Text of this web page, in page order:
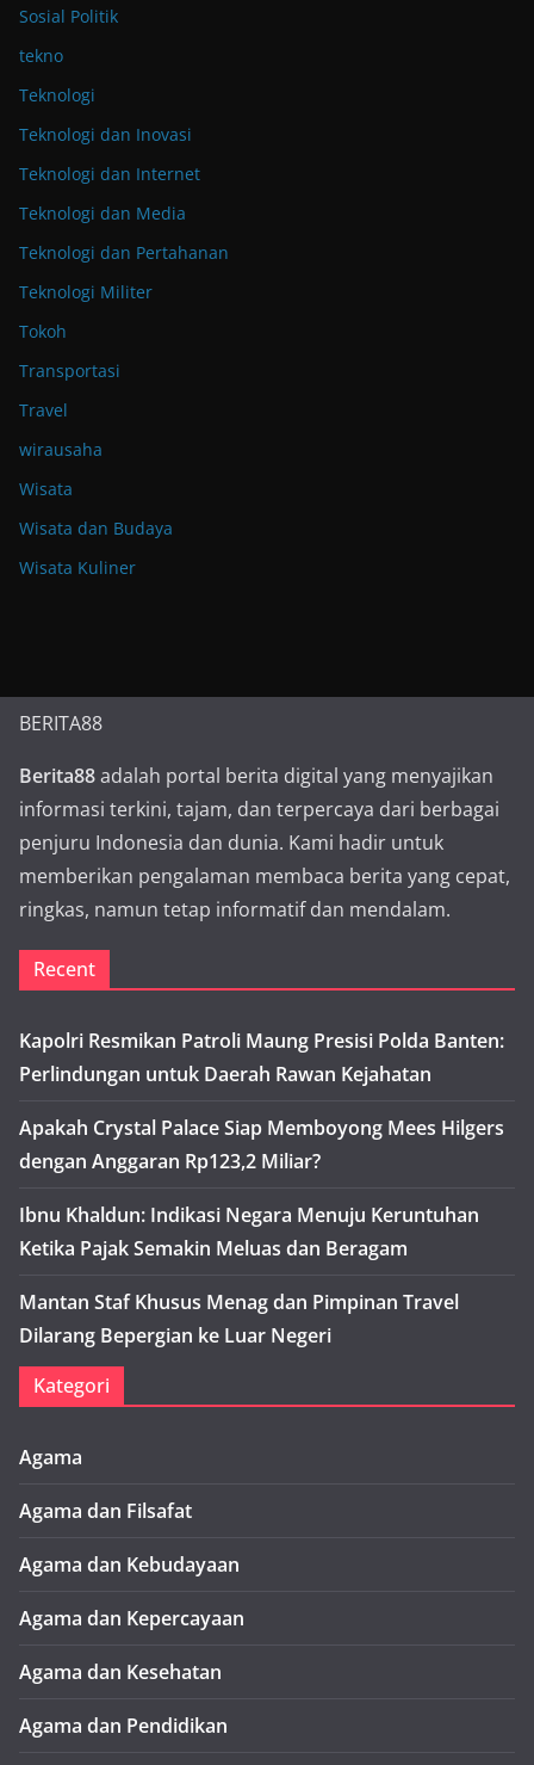
Sosial Politik
tekno
Teknologi
Teknologi dan Inovasi
Teknologi dan Internet
Teknologi dan Media
Teknologi dan Pertahanan
Teknologi Militer
Tokoh
Transportasi
Travel
wirausaha
Wisata
Wisata dan Budaya
Wisata Kuliner
BERITA88
Berita88adalah portal berita digital yang menyajikan
informasi terkini, tajam, dan terpercaya dari berbagai
penjuru Indonesia dan dunia. Kami hadir untuk
memberikan pengalaman membaca berita yang cepat,
ringkas, namun tetap informatif dan mendalam.
Recent
Kapolri Resmikan Patroli Maung Presisi Polda Banten:
Perlindungan untuk Daerah Rawan Kejahatan
Apakah Crystal Palace Siap Memboyong Mees Hilgers
dengan Anggaran Rp123,2 Miliar?
Ibnu Khaldun: Indikasi Negara Menuju Keruntuhan
Ketika Pajak Semakin Meluas dan Beragam
Mantan Staf Khusus Menag dan Pimpinan Travel
Dilarang Bepergian ke Luar Negeri
Kategori
Agama
Agama dan Filsafat
Agama dan Kebudayaan
Agama dan Kepercayaan
Agama dan Kesehatan
Agama dan Pendidikan